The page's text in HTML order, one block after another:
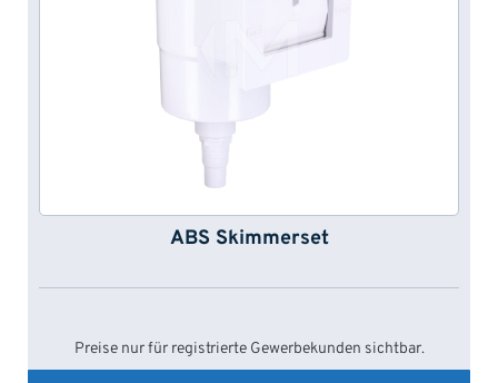
ABS Skimmerset
Preise nur für registrierte Gewerbekunden sichtbar.